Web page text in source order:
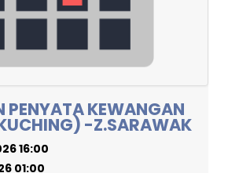
PENYATA KEWANGAN
-Z.SARAWAK
16:00
01:00